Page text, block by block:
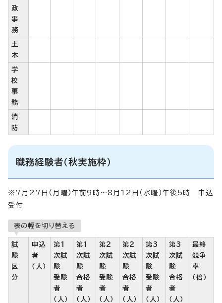
政
事
務
土
木
学
校
事
務
消
防
職務経験者（秋実施枠）
※7月27日（月曜）午前9時～8月12日（水曜）午後5時 申込
受付
表の幅を切り替える
試
験
区
分
申込
者
（人）
第1
次試
験
受験
者
（人）
第1
次試
験
合格
者
（人）
第2
次試
験
受験
者
（人）
第2
次試
験
合格
者
（人）
第3
次試
験
受験
者
（人）
第3
次試
験
合格
者
（人）
最終
競争
率
（倍）